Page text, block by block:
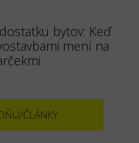
bytov: Keď
mení na
ČLÁNKY